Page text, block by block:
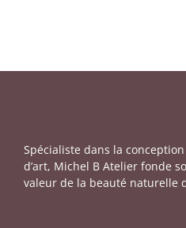
Spécialiste dans la
d’art, Michel B Atelier fonde
valeur de la beauté naturelle